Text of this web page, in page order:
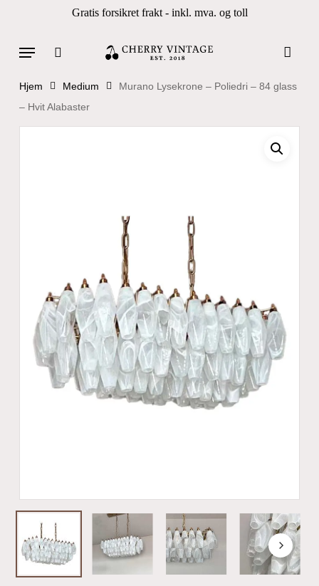
content
Gratis forsikret frakt - inkl. mva. og toll
Products
Menu
Hjem Medium
Murano Lysekrone – Poliedri – 84 glass
– Hvit Alabaster